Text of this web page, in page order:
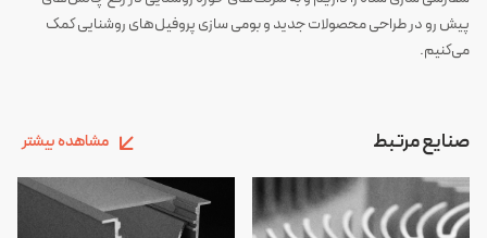
پیش رو در طراحی محصولات جدید و بومی سازی پروفیل‌های روشنایی کمک
می‌کنیم.
صنایع مرتبط مشاهده بیشتر